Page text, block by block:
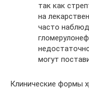
так как
на
часто
могут
Клинические формы